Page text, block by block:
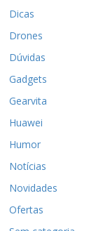
Dicas
Drones
Dúvidas
Gadgets
Gearvita
Huawei
Humor
Notícias
Novidades
Ofertas